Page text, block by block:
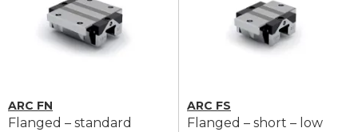
ARC FN
Flanged – standard
ARC FS
Flanged – short – low